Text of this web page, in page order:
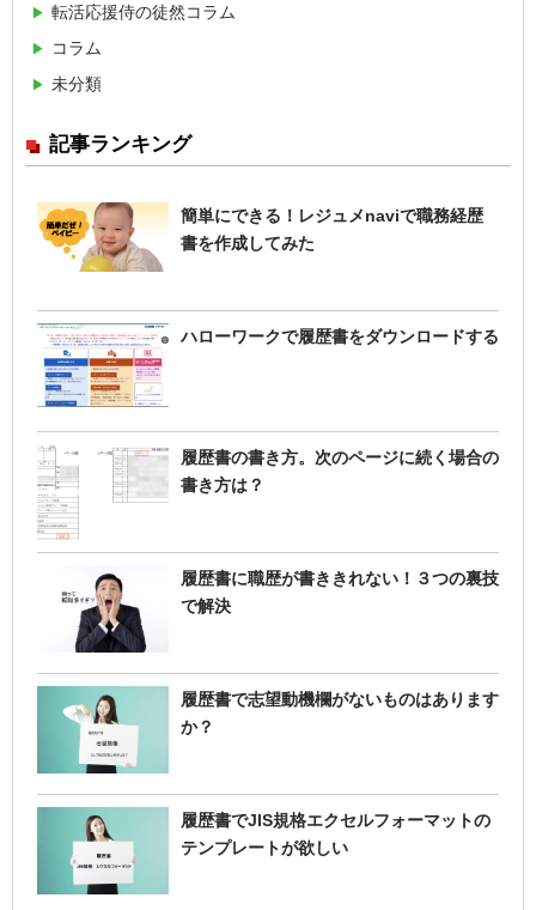
転活応援侍の徒然コラム
コラム
未分類
記事ランキング
簡単にできる！レジュメnaviで職務経歴
書を作成してみた
ハローワークで履歴書をダウンロードする
履歴書の書き方。次のページに続く場合の
書き方は？
履歴書に職歴が書ききれない！３つの裏技
で解決
履歴書で志望動機欄がないものはあります
か？
履歴書でJIS規格エクセルフォーマットの
テンプレートが欲しい